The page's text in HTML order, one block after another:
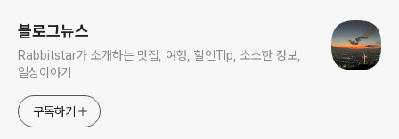
블로그뉴스
Rabbitstar가 소개하는 맛집, 여행, 할인TIp, 소소한 정보,
일상이야기
구독하기